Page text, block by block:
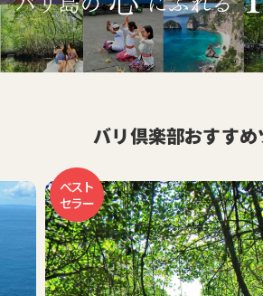
バリ倶楽部おすすめ
ベスト
セラー